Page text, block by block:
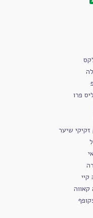
פרו
זקיקי שיער
קיי
קאווה